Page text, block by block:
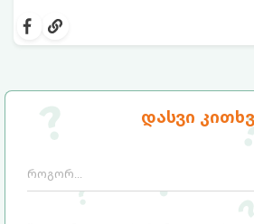
დასვი
მომზადებაა -
ბუნებრივ, კაშკაშა